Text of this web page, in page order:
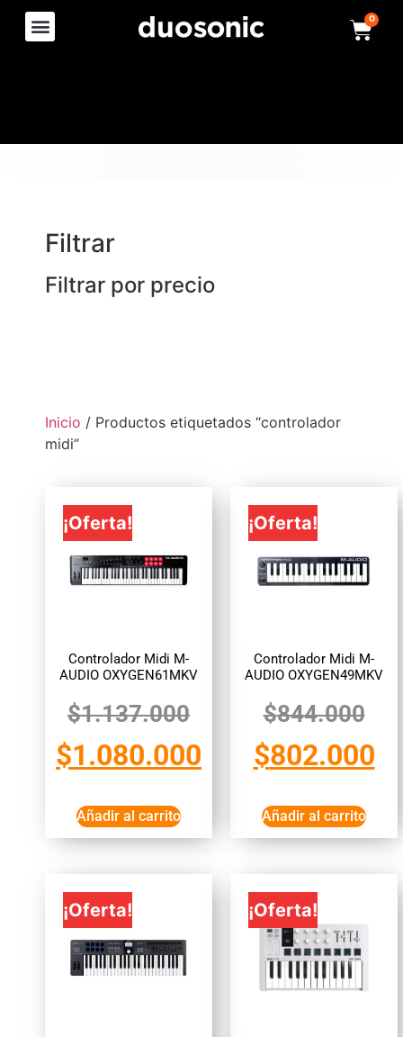
0
Filtrar
Filtrar por precio
Inicio / Productos etiquetados “controlador
midi”
¡Oferta!
Controlador Midi M-
AUDIO OXYGEN61MKV
$1.137.000
$1.080.000
Añadir al carrito
¡Oferta!
Controlador Midi M-
AUDIO OXYGEN49MKV
$844.000
$802.000
Añadir al carrito
¡Oferta! ¡Oferta!